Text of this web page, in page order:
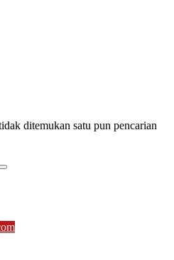
ditemukan satu pun pencarian